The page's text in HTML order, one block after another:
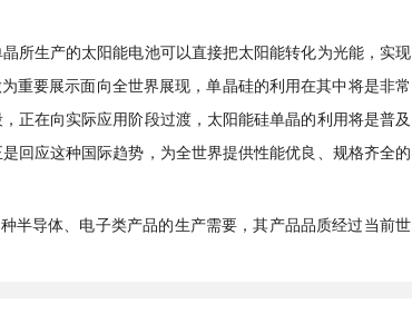
所生产的太阳能电池可以直接把太阳能转化为光能，实现
重要展示面向全世界展现，单晶硅的利用在其中将是非常
正在向实际应用阶段过渡，太阳能硅单晶的利用将是普及
回应这种国际趋势，为全世界提供性能优良、规格齐全的
半导体、电子类产品的生产需要，其产品品质经过当前世